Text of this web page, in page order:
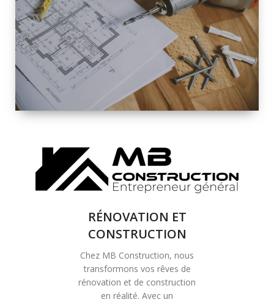
EXTÉRIEURE
SOLUTIONS DE
RÉNOVATION
COMPLÈTE
RÉNOVATION ET
CONSTRUCTION
Chez MB Construction, nous
transformons vos rêves de
rénovation et de construction
en réalité. Avec un